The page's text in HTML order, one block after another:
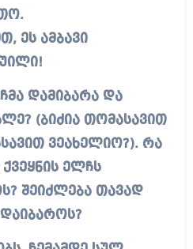
ეს ამბავი
დამიბარა და
(ბიძია თომასავით
ვეახელიო?). რა
ელჩს
შეიძლება თავად